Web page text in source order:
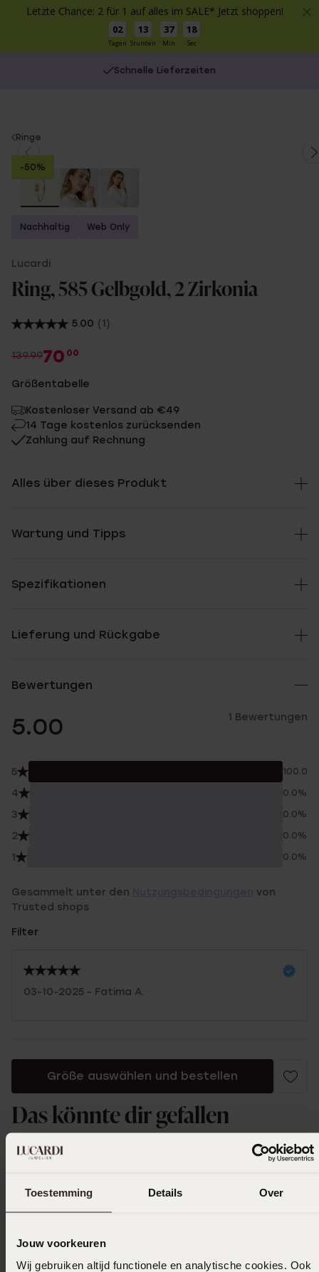
Letzte Chance: 2 für 1 auf alles im SALE* Jetzt shoppen!
02
Tagen
13
Stunden
37
Min
18
Sec
Toestemming Details Over
Jouw voorkeuren
Wij gebruiken altijd functionele en analytische cookies. Ook
Schnelle Lieferzeiten
You
are
here:
Ringe
-50%
Nachhaltig Web Only
Lucardi
Ring, 585 Gelbgold, 2 Zirkonia
5.00 (1)
139.9970 00
Größentabelle
Kostenloser Versand ab €49
14 Tage kostenlos zurücksenden
Zahlung auf Rechnung
Alles über dieses Produkt
Wartung und Tipps
Spezifikationen
Lieferung und Rückgabe
Bewertungen
5.00 1 Bewertungen
5 100.0%
4 0.0%
3 0.0%
2 0.0%
1 0.0%
Gesammelt unter den
von
Trusted shops
Filter
03-10-2025 - Fatima A.
Größe auswählen und bestellen
Das könnte dir gefallen